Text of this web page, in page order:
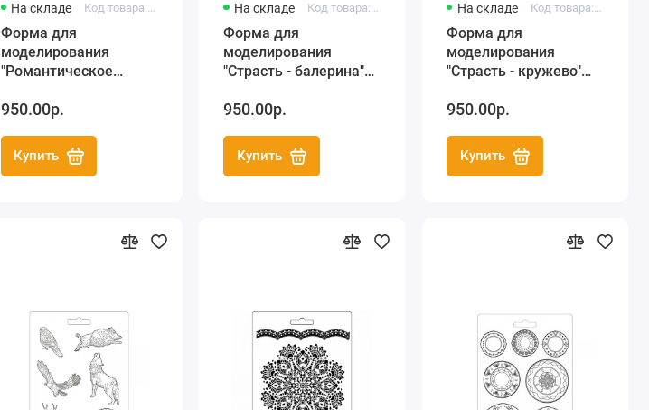
На складе Код товара: K3PTA4510
Форма для
моделирования
"Романтическое
Новогодние шары"
950.00р.
Купить
На складе Код товара: K3PTA493
Форма для
моделирования
"Страсть - балерина"
950.00р.
Купить
На складе Код товара: K3PTA494
Форма для
моделирования
"Страсть - кружево"
950.00р.
Купить